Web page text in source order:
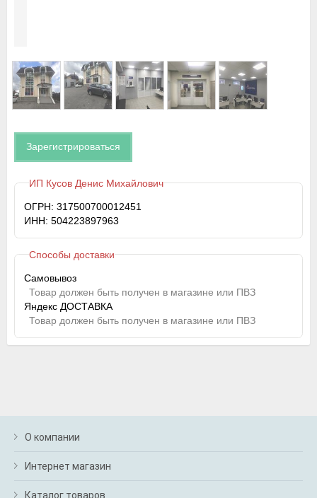
Зарегистрироваться
ИП Кусов Денис Михайлович
ОГРН: 317500700012451
ИНН: 504223897963
Способы доставки
Самовывоз
Товар должен быть получен в магазине или ПВЗ
Яндекс ДОСТАВКА
Товар должен быть получен в магазине или ПВЗ
О компании
Интернет магазин
Каталог товаров